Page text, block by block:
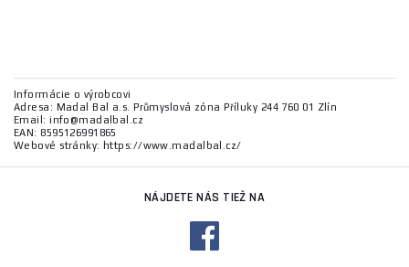
Informácie o výrobcovi
Adresa: Madal Bal a.s. Průmyslová zóna Příluky 244 760 01 Zlín
Email: info@madalbal.cz
EAN: 8595126991865
Webové stránky: https://www.madalbal.cz/
NÁJDETE NÁS TIEŽ NA